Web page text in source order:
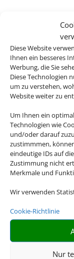
Diese Website
Ihnen ein besseres
Werbung, die Sie
Diese Technologien
um zu verstehen,
Website weiter zu
Um Ihnen ein
Technologien wie
und/oder darauf
zustimmmen,
eindeutige IDs auf
Zustimmung nicht
Merkmale und
Wir verwenden
Cookie-Richtlinie
Nur